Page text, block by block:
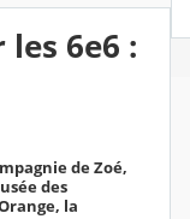
6e6 :
de Zoé,
des
la